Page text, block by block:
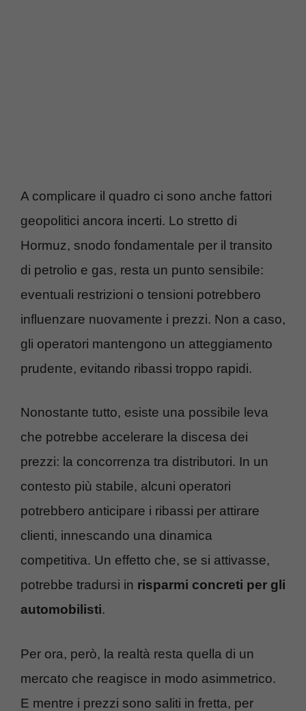
A complicare il quadro ci sono anche fattori
geopolitici ancora incerti. Lo stretto di
Hormuz, snodo fondamentale per il transito
di petrolio e gas, resta un punto sensibile:
eventuali restrizioni o tensioni potrebbero
influenzare nuovamente i prezzi. Non a caso,
gli operatori mantengono un atteggiamento
prudente, evitando ribassi troppo rapidi.
Nonostante tutto, esiste una possibile leva
che potrebbe accelerare la discesa dei
prezzi: la concorrenza tra distributori. In un
contesto più stabile, alcuni operatori
potrebbero anticipare i ribassi per attirare
clienti, innescando una dinamica
competitiva. Un effetto che, se si attivasse,
potrebbe tradursi in risparmi concreti per gli
automobilisti.
Per ora, però, la realtà resta quella di un
mercato che reagisce in modo asimmetrico.
E mentre i prezzi sono saliti in fretta, per